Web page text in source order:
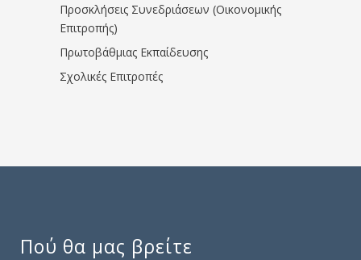
Προσκλήσεις Συνεδριάσεων (Οικονομικής
Επιτροπής)
Πρωτοβάθμιας Εκπαίδευσης
Σχολικές Επιτροπές
Πού θα μας βρείτε